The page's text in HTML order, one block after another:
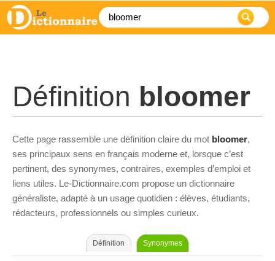
Définition bloomer
Cette page rassemble une définition claire du mot bloomer,
ses principaux sens en français moderne et, lorsque c’est
pertinent, des synonymes, contraires, exemples d’emploi et
liens utiles. Le-Dictionnaire.com propose un dictionnaire
généraliste, adapté à un usage quotidien : élèves, étudiants,
rédacteurs, professionnels ou simples curieux.
Définition Synonymes